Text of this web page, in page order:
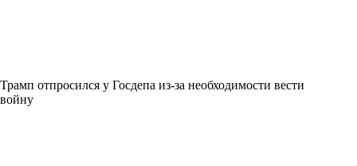
Трамп отпросился у Госдепа из-за необходимости вести
войну